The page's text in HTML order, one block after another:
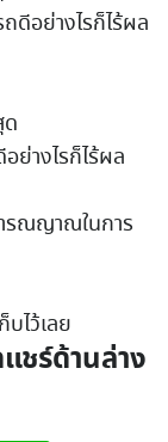
อย่างไรก็ไร้ผล
ย่างไรก็ไร้ผล
รณญาณในการ
ไว้เลย
ชร์ด้านล่าง